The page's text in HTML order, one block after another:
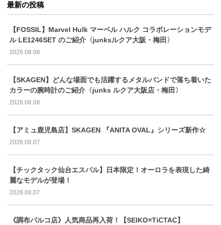
最新の投稿
【FOSSIL】Marvel Hulk マーベル ハルク コラボレーションモデ
ル LE1246SET のご紹介〈junksルクア大阪・梅田〉
2026.08.08
【SKAGEN】どんな場面でも活躍するメタルバンドで落ち着いた
カラーの腕時計のご紹介〈junks ルクア大阪店・梅田〉
2026.08.08
【アミュ鹿児島店】SKAGEN 『ANITA OVAL』シリーズ新作☆
2026.08.07
【チックタック仙台エスパル】日本限定！オーロラを表現した綺
麗なモデルが登場！
2026.08.07
《調布パルコ店》人気商品再入荷！【SEIKO×TiCTAC】